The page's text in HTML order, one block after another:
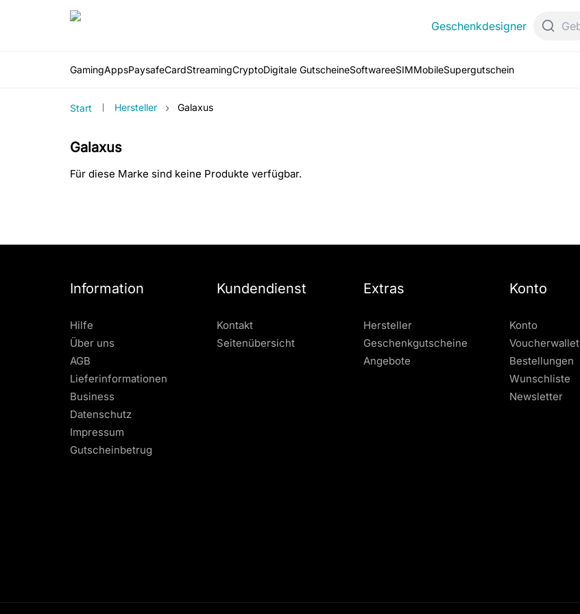
Geschenkdesigner
GamingAppsPaysafeCardStreamingCryptoDigitale GutscheineSoftwareeSIMMobileSupergutschein
Start Hersteller › Galaxus
Galaxus
Für diese Marke sind keine Produkte verfügbar.
Information
Hilfe
Über uns
AGB
Lieferinformationen
Business
Datenschutz
Impressum
Gutscheinbetrug
Kundendienst
Kontakt
Seitenübersicht
Extras
Hersteller
Geschenkgutscheine
Angebote
Konto
Konto
Voucherwallet
Bestellungen
Wunschliste
Newsletter